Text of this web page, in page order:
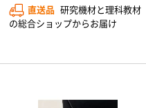
直送品 研究機材と理科教材
の総合ショップからお届け